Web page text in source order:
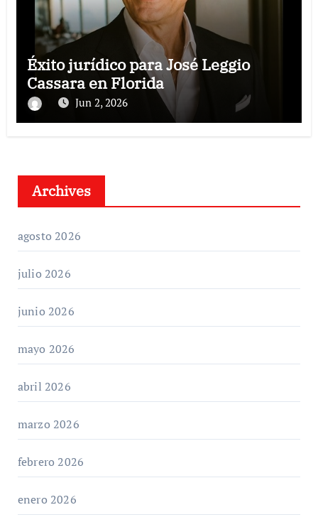
Éxito jurídico para José Leggio
Cassara en Florida
Jun 2, 2026
Archives
agosto 2026
julio 2026
junio 2026
mayo 2026
abril 2026
marzo 2026
febrero 2026
enero 2026